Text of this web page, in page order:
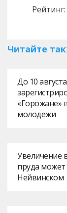
Рейтинг:
Читайте
До 10
«Горожане»
молодежи
Увеличение
пруда может
Нейвинском